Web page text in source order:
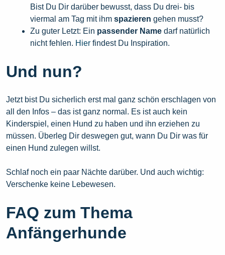
Bist Du Dir darüber bewusst, dass Du drei- bis
viermal am Tag mit ihm spazieren gehen musst?
Zu guter Letzt: Ein passender Name darf natürlich
nicht fehlen. Hier findest Du Inspiration.
Und nun?
Jetzt bist Du sicherlich erst mal ganz schön erschlagen von
all den Infos – das ist ganz normal. Es ist auch kein
Kinderspiel, einen Hund zu haben und ihn erziehen zu
müssen. Überleg Dir deswegen gut, wann Du Dir was für
einen Hund zulegen willst.
Schlaf noch ein paar Nächte darüber. Und auch wichtig:
Verschenke keine Lebewesen.
FAQ zum Thema
Anfängerhunde